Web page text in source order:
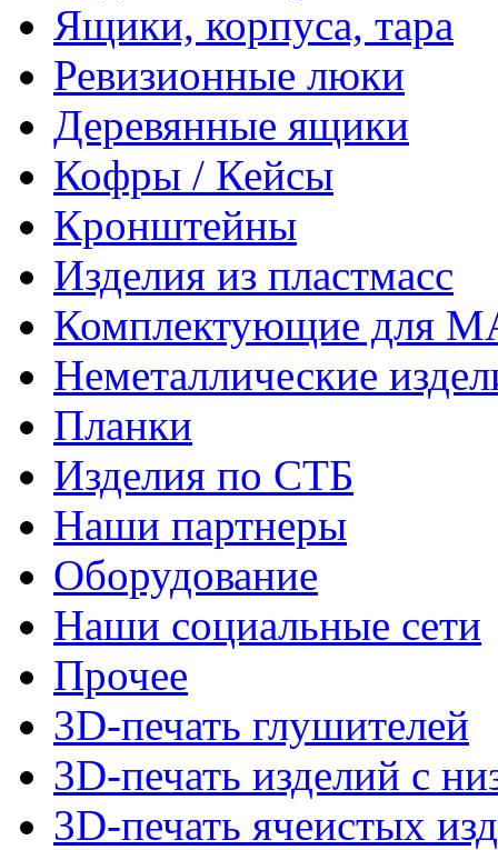
Ящики, корпуса, тара
Ревизионные люки
Деревянные ящики
Кофры / Кейсы
Кронштейны
Изделия из пластмасс
Комплектующие для
Неметаллические
Планки
Изделия по СТБ
Наши партнеры
Оборудование
Наши социальные сети
Прочее
3D-печать глушителей
3D-печать изделий с
3D-печать ячеистых